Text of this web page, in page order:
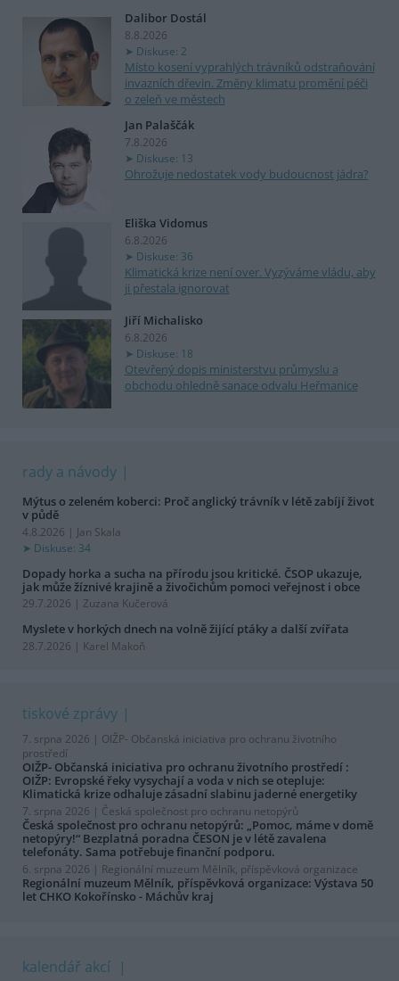
Dalibor Dostál
8.8.2026
Diskuse: 2
Místo kosení vyprahlých trávníků odstraňování
invazních dřevin. Změny klimatu promění péči
o zeleň ve městech
Jan Palaščák
7.8.2026
Diskuse: 13
Ohrožuje nedostatek vody budoucnost jádra?
Eliška Vidomus
6.8.2026
Diskuse: 36
Klimatická krize není over. Vyzýváme vládu, aby
ji přestala ignorovat
Jiří Michalisko
6.8.2026
Diskuse: 18
Otevřený dopis ministerstvu průmyslu a
obchodu ohledně sanace odvalu Heřmanice
rady a návody
Mýtus o zeleném koberci: Proč anglický trávník v létě zabíjí život
v půdě
4.8.2026 | Jan Skala
Diskuse: 34
Dopady horka a sucha na přírodu jsou kritické. ČSOP ukazuje,
jak může žíznivé krajině a živočichům pomoci veřejnost i obce
29.7.2026 | Zuzana Kučerová
Myslete v horkých dnech na volně žijící ptáky a další zvířata
28.7.2026 | Karel Makoň
tiskové zprávy
7. srpna 2026 | OIŽP- Občanská iniciativa pro ochranu životního
prostředí
OIŽP- Občanská iniciativa pro ochranu životního prostředí :
OIŽP: Evropské řeky vysychají a voda v nich se otepluje:
Klimatická krize odhaluje zásadní slabinu jaderné energetiky
7. srpna 2026 | Česká společnost pro ochranu netopýrů
Česká společnost pro ochranu netopýrů: „Pomoc, máme v domě
netopýry!“ Bezplatná poradna ČESON je v létě zavalena
telefonáty. Sama potřebuje finanční podporu.
6. srpna 2026 | Regionální muzeum Mělník, příspěvková organizace
Regionální muzeum Mělník, příspěvková organizace: Výstava 50
let CHKO Kokořínsko - Máchův kraj
kalendář akcí